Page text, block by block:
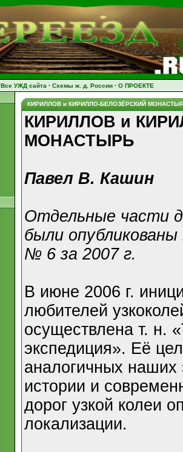
Все УЖД сайта · Схемы ж. д. России · О ПРОЕКТЕ
КИРИЛЛОВ и КИРИЛЛО-БЕЛОЗЁРСКИЙ
КИРИЛЛОВ и
МОНАСТЫРЬ
Павел В. Кашин
Отдельные части
были
№ 6 за 2007 г.
В июне 2006 г.
любителей
осуществлена т. н.
экспедиция». Её
аналогичных наших
истории и
дорог узкой колеи
локализации.